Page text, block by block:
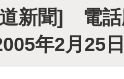
新聞] 電話
年2月25日